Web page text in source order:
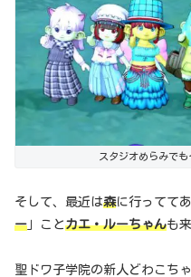
スタジオめらみで
そして、最近は森に行ってて
ー 」ことカエ・ルーちゃんも
聖ドワ子学院の新人どわこちゃ